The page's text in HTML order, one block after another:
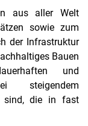
aus aller Welt
sowie zum
der Infrastruktur
Bauen
und
steigendem
sind, die in fast